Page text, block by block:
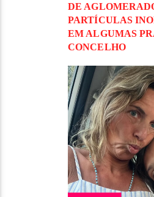
DE
PARTÍCULAS
EM ALGUMAS
CONCELHO